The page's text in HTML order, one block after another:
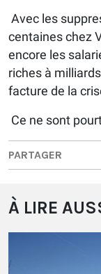
Avec les
centaines chez
encore les
riches à
facture de la
Ce ne sont
PARTAGER
À LIRE